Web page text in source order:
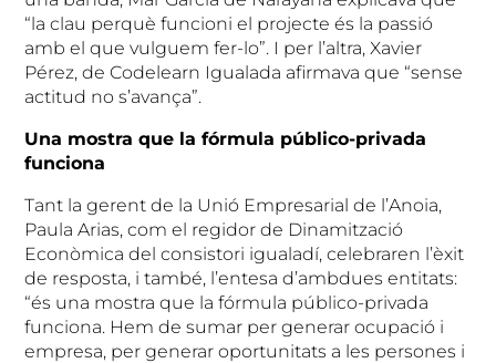
“la clau perquè funcioni el projecte és la passió
amb el que vulguem fer-lo”. I per l’altra, Xavier
Pérez, de Codelearn Igualada afirmava que “sense
actitud no s’avança”.
Una mostra que la fórmula público-privada
funciona
Tant la gerent de la Unió Empresarial de l’Anoia,
Paula Arias, com el regidor de Dinamització
Econòmica del consistori igualadí, celebraren l’èxit
de resposta, i també, l’entesa d’ambdues entitats:
“és una mostra que la fórmula público-privada
funciona. Hem de sumar per generar ocupació i
empresa, per generar oportunitats a les persones i